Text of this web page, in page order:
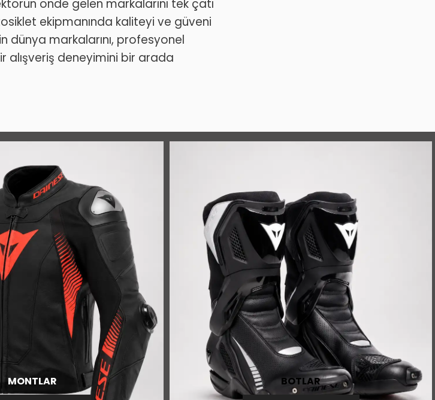
önde gelen markalarını tek çatı
ekipmanında kaliteyi ve güveni
dünya markalarını, profesyonel
alışveriş deneyimini bir arada
MONTLAR BOTLAR